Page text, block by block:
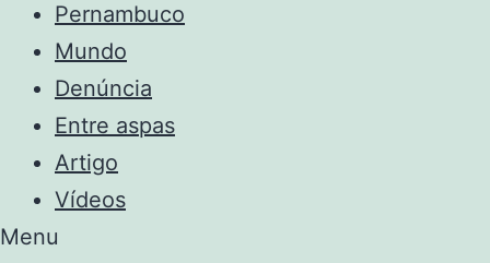
Pernambuco
Mundo
Denúncia
Entre aspas
Artigo
Vídeos
Menu